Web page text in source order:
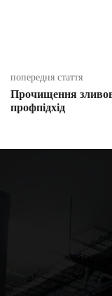
попередня стаття
Прочищення
профпідхід